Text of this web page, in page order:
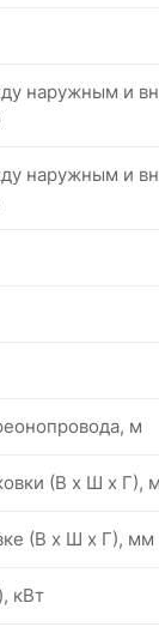
наружным и
наружным и
м
(В х Ш х Г),
(В х Ш х Г), мм
кВт